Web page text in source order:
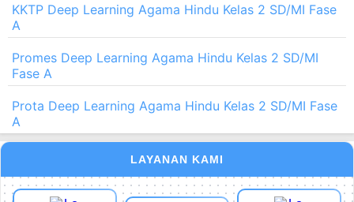
KKTP Deep Learning Agama Hindu Kelas 2 SD/MI Fase
A
Promes Deep Learning Agama Hindu Kelas 2 SD/MI
Fase A
Prota Deep Learning Agama Hindu Kelas 2 SD/MI Fase
A
LAYANAN KAMI